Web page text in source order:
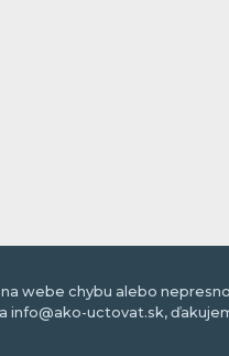
na webe chybu alebo
info@ako-uctovat.sk,